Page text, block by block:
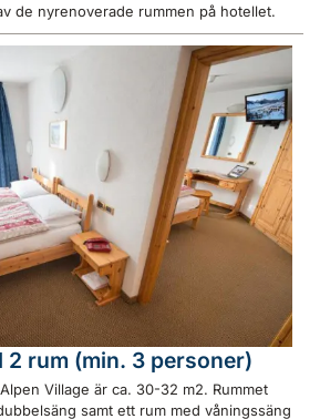
de nyrenoverade rummen på hotellet.
2 rum (min. 3 personer)
Village är ca. 30-32 m2. Rummet
samt ett rum med våningssäng